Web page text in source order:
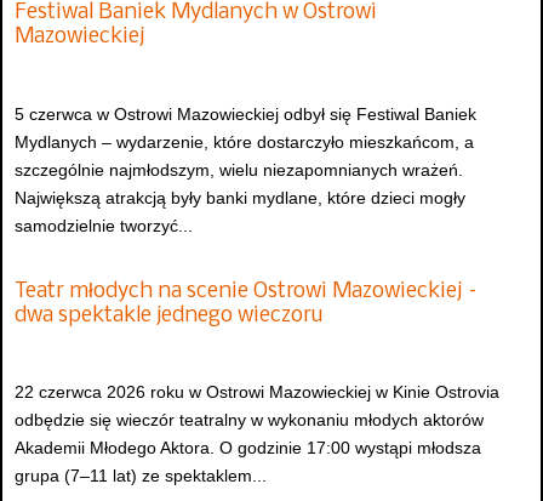
Festiwal Baniek Mydlanych w Ostrowi
Mazowieckiej
5 czerwca w Ostrowi Mazowieckiej odbył się Festiwal Baniek
Mydlanych – wydarzenie, które dostarczyło mieszkańcom, a
szczególnie najmłodszym, wielu niezapomnianych wrażeń.
Największą atrakcją były banki mydlane, które dzieci mogły
samodzielnie tworzyć...
Teatr młodych na scenie Ostrowi Mazowieckiej –
dwa spektakle jednego wieczoru
22 czerwca 2026 roku w Ostrowi Mazowieckiej w Kinie Ostrovia
odbędzie się wieczór teatralny w wykonaniu młodych aktorów
Akademii Młodego Aktora. O godzinie 17:00 wystąpi młodsza
grupa (7–11 lat) ze spektaklem...